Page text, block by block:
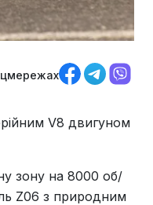
V8 двигуном
зону на 8000 об/
Z06 з природним